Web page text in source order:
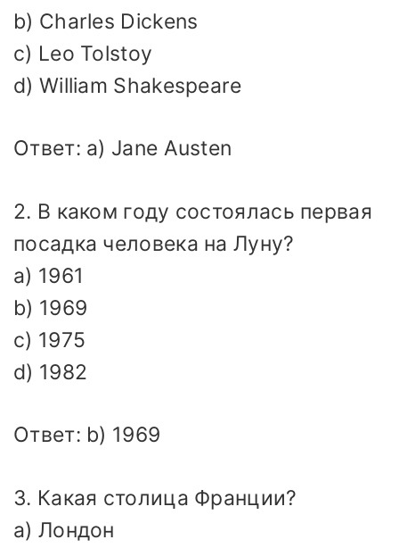
b) Charles Dickens
c) Leo Tolstoy
d) William Shakespeare
Ответ: a) Jane Austen
2. В каком году состоялась первая
посадка человека на Луну?
a) 1961
b) 1969
c) 1975
d) 1982
Ответ: b) 1969
3. Какая столица Франции?
a) Лондон